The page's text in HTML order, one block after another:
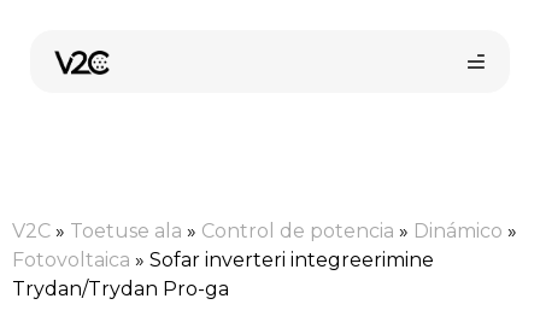
content
V2C » Toetuse ala » Control de potencia » Dinámico »
Fotovoltaica » Sofar inverteri integreerimine
Trydan/Trydan Pro-ga